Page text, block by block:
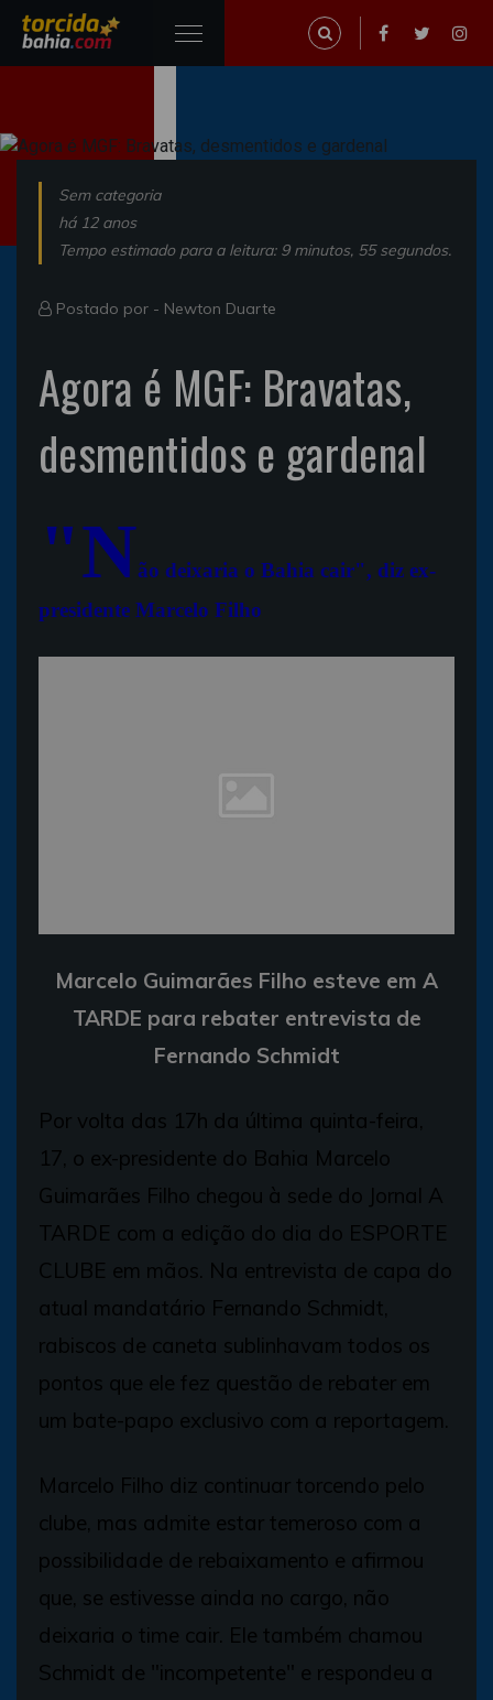
Sem categoria
há 12 anos
Tempo estimado para a leitura: 9 minutos, 55 segundos.
Postado por - Newton Duarte
Agora é MGF: Bravatas,
desmentidos e gardenal
"Não deixaria o Bahia cair", diz ex-
presidente Marcelo Filho
Marcelo Guimarães Filho esteve em A
TARDE para rebater entrevista de
Fernando Schmidt
Por volta das 17h da última quinta-feira,
17, o ex-presidente do Bahia Marcelo
Guimarães Filho chegou à sede do Jornal A
TARDE com a edição do dia do ESPORTE
CLUBE em mãos. Na entrevista de capa do
atual mandatário Fernando Schmidt,
rabiscos de caneta sublinhavam todos os
pontos que ele fez questão de rebater em
um bate-papo exclusivo com a reportagem.
Marcelo Filho diz continuar torcendo pelo
clube, mas admite estar temeroso com a
possibilidade de rebaixamento e afirmou
que, se estivesse ainda no cargo, não
deixaria o time cair. Ele também chamou
Schmidt de "incompetente" e respondeu a